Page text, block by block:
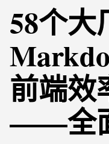
58个大
前端效
——全